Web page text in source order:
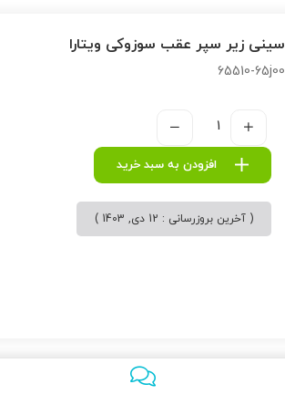
سینی زیر سپر عقب سوزوکی ویتارا
65510-65j00
افزودن به سبد خرید
( آخرین بروزرسانی : 12 دی, 1403 )